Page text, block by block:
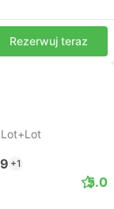
Rezerwuj teraz
Lot+Lot
+1
5.0